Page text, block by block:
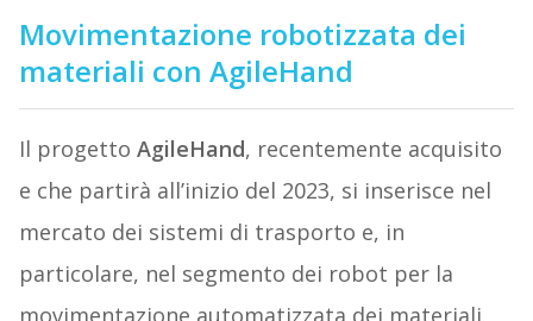
Movimentazione robotizzata dei
materiali con AgileHand
Il progetto AgileHand, recentemente acquisito
e che partirà all’inizio del 2023, si inserisce nel
mercato dei sistemi di trasporto e, in
particolare, nel segmento dei robot per la